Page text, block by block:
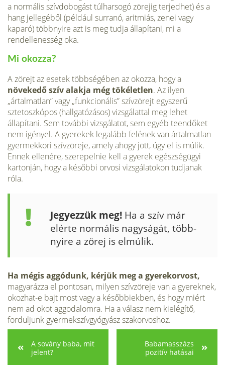
a normális szívdobogást túlharsogó zörejig terjedhet) és a
hang jellegéből (például surranó, aritmiás, zenei vagy
kaparó) többnyire azt is meg tudja állapítani, mi a
rendellenesség oka.
Mi okozza?
A zörejt az esetek többségében az okozza, hogy a
növekedő szív alakja még tökéletlen. Az ilyen
„ártalmatlan” vagy „funkcionális” szívzörejt egyszerű
sztetoszkópos (hallgatózásos) vizsgálattal meg lehet
állapítani. Sem további vizs­gálatot, sem egyéb teendőket
nem igé­nyel. A gyerekek legalább felének van ártalmatlan
gyermekkori szívzöreje, amely ahogy jött, úgy el is múlik.
Ennek ellenére, szerepelnie kell a gyerek egész­ségügyi
kartonján, hogy a későbbi or­vosi vizsgálatokon tudjanak
róla.
Jegyezzük meg! Ha a szív már
elérte normális nagyságát, több­
nyire a zörej is elmúlik.
Ha mégis aggódunk, kérjük meg a gyerekorvost,
magyarázza el pontosan, mi­lyen szívzöreje van a gyereknek,
okozhat-e bajt most vagy a későbbiekben, és hogy miért
nem ad okot aggodalomra. Ha a válasz nem kielégítő,
forduljunk gyer­mekszívgyógyász szakorvoshoz.
A sovány baba, mit
jelent?
Babamasszázs
pozitív hatásai